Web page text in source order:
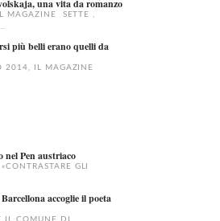
una vita da romanzo
MAGAZINE SETTE ,
più belli erano quelli da
2014, IL MAGAZINE
nel Pen austriaco
GLI
accoglie il poeta
IL COMUNE DI